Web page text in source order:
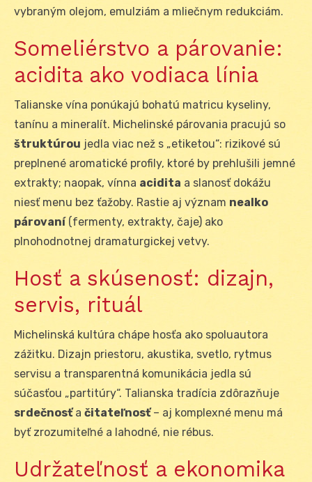
vybraným olejom, emulziám a mliečnym redukciám.
Someliérstvo a párovanie:
acidita ako vodiaca línia
Talianske vína ponúkajú bohatú matricu kyseliny,
tanínu a mineralít. Michelinské párovania pracujú so
štruktúrou jedla viac než s „etiketou“: rizikové sú
preplnené aromatické profily, ktoré by prehlušili jemné
extrakty; naopak, vínna acidita a slanosť dokážu
niesť menu bez ťažoby. Rastie aj význam nealko
párovaní(fermenty, extrakty, čaje) ako
plnohodnotnej dramaturgickej vetvy.
Hosť a skúsenosť: dizajn,
servis, rituál
Michelinská kultúra chápe hosťa ako spoluautora
zážitku. Dizajn priestoru, akustika, svetlo, rytmus
servisu a transparentná komunikácia jedla sú
súčasťou „partitúry“. Talianska tradícia zdôrazňuje
srdečnosťa čitateľnosť– aj komplexné menu má
byť zrozumiteľné a lahodné, nie rébus.
Udržateľnosť a ekonomika